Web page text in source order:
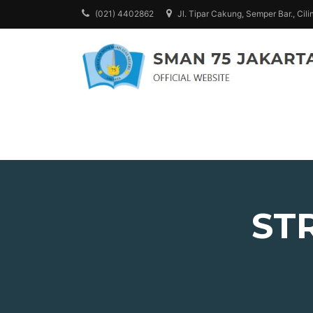
(021) 4402862 Jl. Tipar Cakung, Semper Bar.,